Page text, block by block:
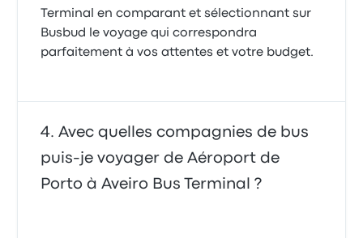
Terminal en comparant et sélectionnant sur
Busbud le voyage qui correspondra
parfaitement à vos attentes et votre budget.
Avec quelles compagnies de bus
puis-je voyager de Aéroport de
Porto à Aveiro Bus Terminal ?